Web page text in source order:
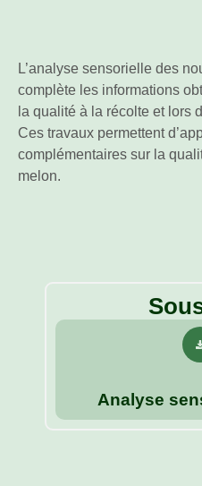
L’analyse sensorielle des
complète les informations
la qualité à la récolte et lors
Ces travaux permettent
complémentaires sur la
melon.
Analyse